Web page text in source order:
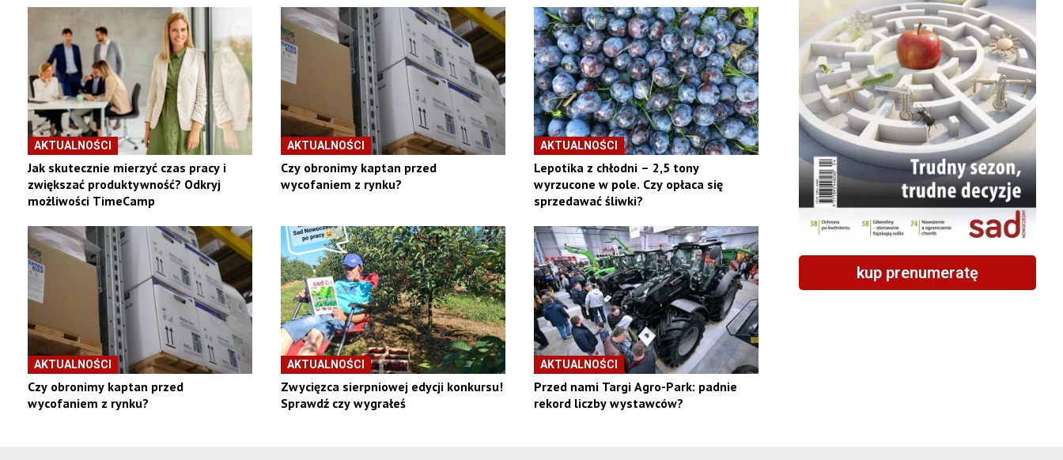
AKTUALNOŚCI
Jak skutecznie mierzyć czas pracy i
zwiększać produktywność? Odkryj
możliwości TimeCamp
AKTUALNOŚCI
Czy obronimy kaptan przed
wycofaniem z rynku?
AKTUALNOŚCI
Lepotika z chłodni – 2,5 tony
wyrzucone w pole. Czy opłaca się
sprzedawać śliwki?
AKTUALNOŚCI
Czy obronimy kaptan przed
wycofaniem z rynku?
AKTUALNOŚCI
Zwycięzca sierpniowej edycji konkursu!
Sprawdź czy wygrałeś
AKTUALNOŚCI
Przed nami Targi Agro-Park: padnie
rekord liczby wystawców?
kup prenumeratę